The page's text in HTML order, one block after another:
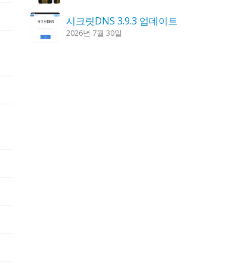
시크릿DNS 3.9.3 업데이트
2026년 7월 30일